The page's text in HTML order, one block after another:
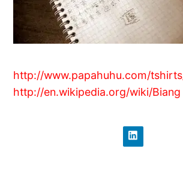
http://www.papahuhu.com/
http://en.wikipedia.org/wiki/Biang